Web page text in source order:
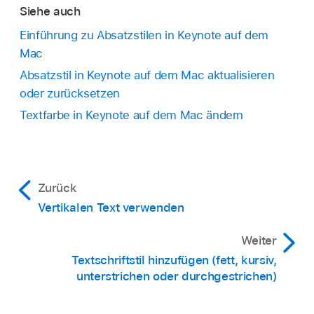
zu machen.
wähle dann „Format“ > „Formen und Linien“ >
„Text und Aktivpunkte zurücksetzen“ aus (das
Menü „Format“ befindet sich oben auf dem
Bildschirm).
Klicke auf die Doppelpfeile rechts neben der zu
ersetzenden Schrift und wähle eine andere
Schrift aus.
Wird die Schrift als fehlend aufgelistet, kannst
du auch einen Schriftstil auswählen.
und Schriftstärke wie die ersetzte Schrift.
Siehe auch
Einführung zu Absatzstilen in Keynote auf dem
Mac
Absatzstil in Keynote auf dem Mac aktualisieren
oder zurücksetzen
Textfarbe in Keynote auf dem Mac ändern
Zurück
Vertikalen Text verwenden
Weiter
Textschriftstil hinzufügen (fett, kursiv,
unterstrichen oder durchgestrichen)